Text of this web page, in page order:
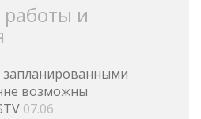
и
запланированными
возможны
07.06